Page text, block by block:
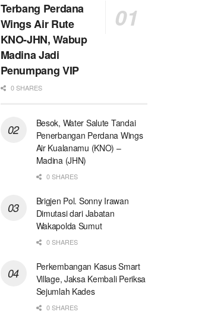
Terbang Perdana
Wings Air Rute
KNO-JHN, Wabup
Madina Jadi
Penumpang VIP
0 SHARES
Besok, Water Salute Tandai
Penerbangan Perdana Wings
Air Kualanamu (KNO) –
Madina (JHN)
0 SHARES
Brigjen Pol. Sonny Irawan
Dimutasi dari Jabatan
Wakapolda Sumut
0 SHARES
Perkembangan Kasus Smart
Village, Jaksa Kembali Periksa
Sejumlah Kades
0 SHARES